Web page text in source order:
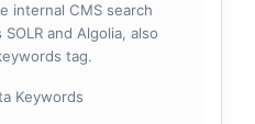
internal CMS search
and Algolia, also
tag.
Keywords